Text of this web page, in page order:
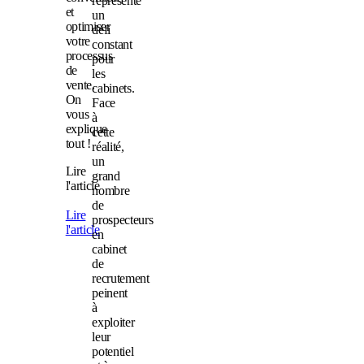
et
optimiser
votre
processus
de
vente.
On
vous
explique
tout !
Lire
l'article
Lire
l'article
un
défi
constant
pour
les
cabinets.
Face
à
cette
réalité,
un
grand
nombre
de
prospecteurs
en
cabinet
de
recrutement
peinent
à
exploiter
leur
potentiel